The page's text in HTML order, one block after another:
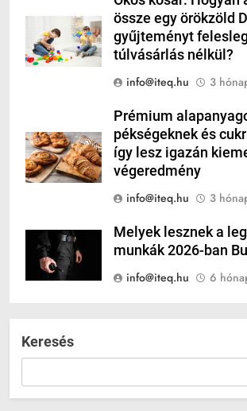
össze egy örökzöld
gyűjteményt
túlvásárlás nélkül?
info@iteq.hu
3
Prémium
pékségeknek és
így lesz igazán
végeredmény
info@iteq.hu
3
Melyek lesznek a
munkák 2026-ban
info@iteq.hu
6
Keresés